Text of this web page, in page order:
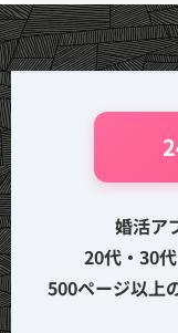
🤖
婚活ア
20代・30
500ページ以上